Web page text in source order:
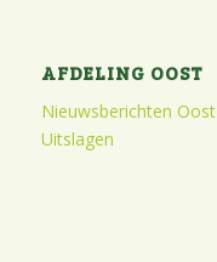
AFDELING OOST
Nieuwsberichten Oost
Uitslagen